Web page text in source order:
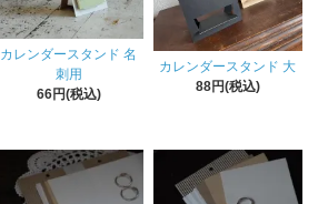
カレンダースタンド 名
刺用
66円(税込)
カレンダースタンド 大
88円(税込)